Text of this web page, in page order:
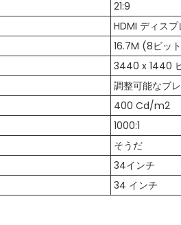
21:9
HDMI ディス
16.7M (8ビッ
3440 x 1440
調整可能なブ
400 Cd/m2
1000:1
そうだ
34インチ
34 インチ